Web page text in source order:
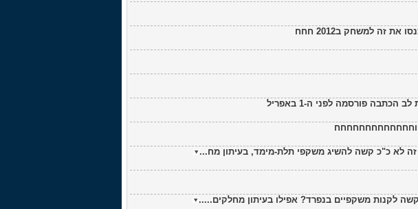
זה למשחק ב2012 חחח
לא כ"כ קשה להשיג משקפי תלת-מימד, בעיתון מח...
לקנות משקפיים בנפרד? אפילו בעיתון מחלקים.....